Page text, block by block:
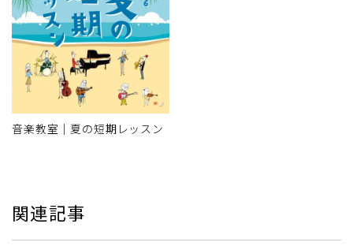
音楽教室｜夏の短期レッスン
関連記事